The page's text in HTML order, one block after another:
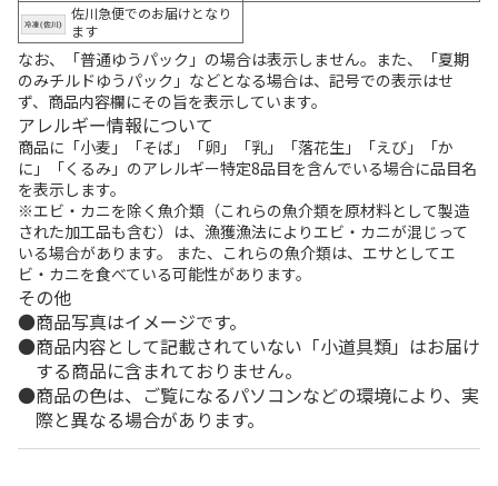
佐川急便でのお届けとなり
ます
なお、「普通ゆうパック」の場合は表示しません。また、「夏期
のみチルドゆうパック」などとなる場合は、記号での表示はせ
ず、商品内容欄にその旨を表示しています。
アレルギー情報について
商品に「小麦」「そば」「卵」「乳」「落花生」「えび」「か
に」「くるみ」のアレルギー特定8品目を含んでいる場合に品目名
を表示します。
※エビ・カニを除く魚介類（これらの魚介類を原材料として製造
された加工品も含む）は、漁獲漁法によりエビ・カニが混じって
いる場合があります。 また、これらの魚介類は、エサとしてエ
ビ・カニを食べている可能性があります。
その他
商品写真はイメージです。
商品内容として記載されていない「小道具類」はお届け
する商品に含まれておりません。
商品の色は、ご覧になるパソコンなどの環境により、実
際と異なる場合があります。